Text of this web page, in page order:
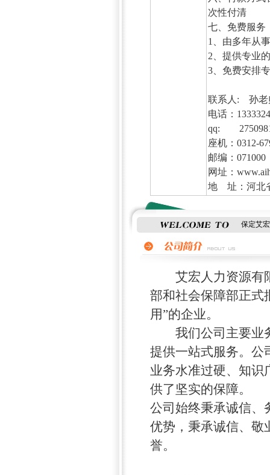
次性付清
七、免费服
1、由多年从
2、提供专业
3、免费安排
联系人: 孙
电话：
qq:
座机：
邮编：071000
网址：
地 址：河北
保定艾
艾宏人力资源有限
部和社会保障部正式
用”的企业。
我们公司主要业务
提供一站式服务。公
业务水准过硬、知识
供了坚实的保障。
公司始终秉承诚信、
优势，秉承诚信、敬
誉。